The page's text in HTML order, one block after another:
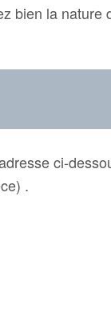
bien la nature
ci-
.